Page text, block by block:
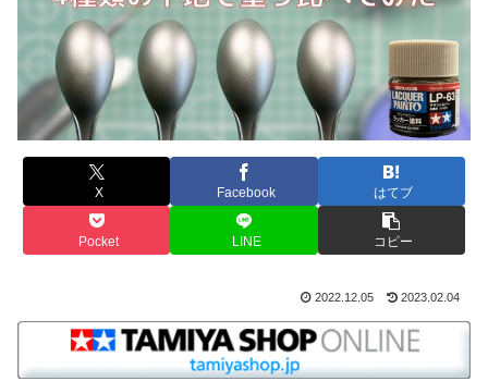
X Facebook はてブ
Pocket LINE コピー
2022.12.05 2023.02.04